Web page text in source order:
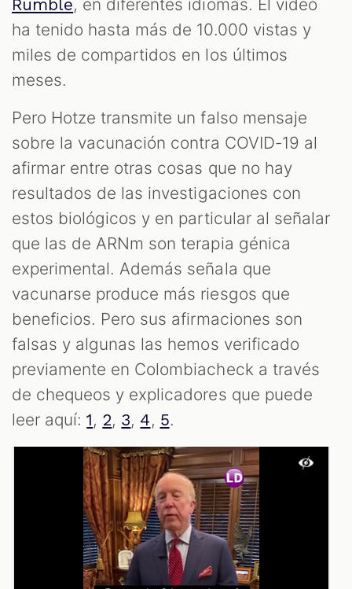
Rumble, en diferentes idiomas. El vídeo
ha tenido hasta más de 10.000 vistas y
miles de compartidos en los últimos
meses.
Pero Hotze transmite un falso mensaje
sobre la vacunación contra COVID-19 al
afirmar entre otras cosas que no hay
resultados de las investigaciones con
estos biológicos y en particular al señalar
que las de ARNm son terapia génica
experimental. Además señala que
vacunarse produce más riesgos que
beneficios. Pero sus afirmaciones son
falsas y algunas las hemos verificado
previamente en Colombiacheck a través
de chequeos y explicadores que puede
leer aquí:1, 2, 3, 4, 5.